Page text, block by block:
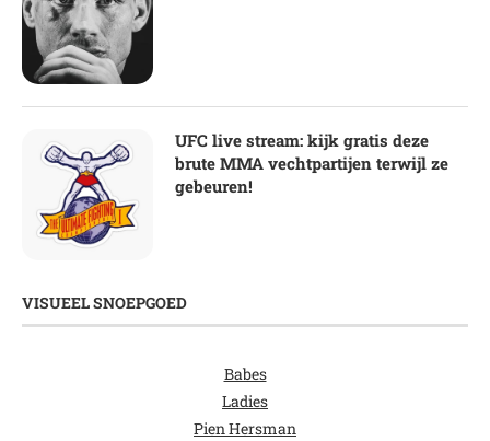
UFC live stream: kijk gratis deze
brute MMA vechtpartijen terwijl ze
gebeuren!
VISUEEL SNOEPGOED
Babes
Ladies
Pien Hersman